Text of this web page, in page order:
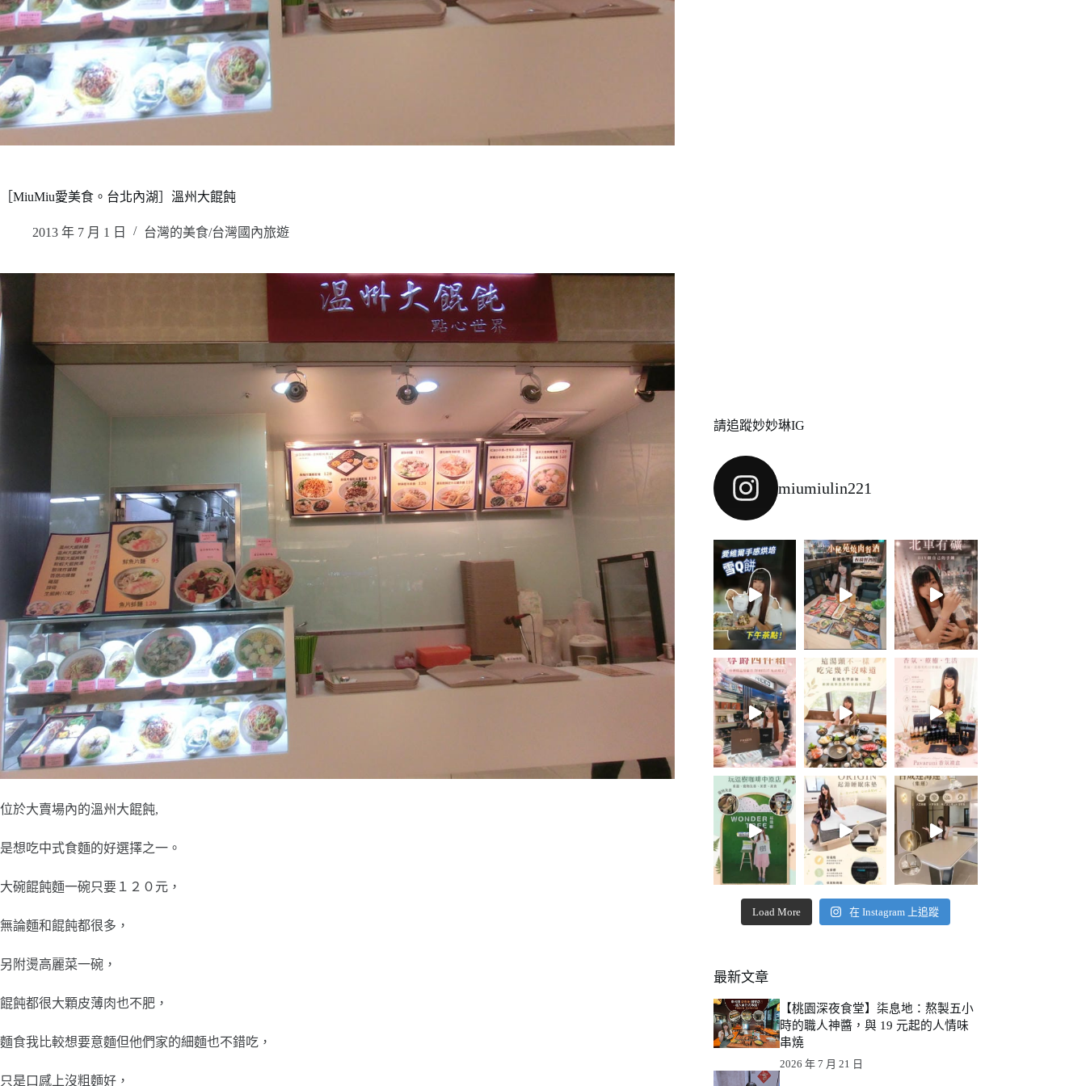
［MiuMiu愛美食。台北內湖］溫州大餛飩
2013 年 7 月 1 日 台灣的美食/台灣國內旅遊
位於大賣場內的溫州大餛飩,
是想吃中式食麵的好選擇之一。
大碗餛飩麵一碗只要１２０元，
無論麵和餛飩都很多，
另附燙高麗菜一碗，
餛飩都很大顆皮薄肉也不肥，
麵食我比較想要意麵但他們家的細麵也不錯吃，
只是口感上沒粗麵好，
請追蹤妙妙琳IG
miumiulin221
Load More 在 Instagram 上追蹤
最新文章
【桃園深夜食堂】柒息地：熬製五小
時的職人神醬，與 19 元起的人情味
串燒
2026 年 7 月 21 日